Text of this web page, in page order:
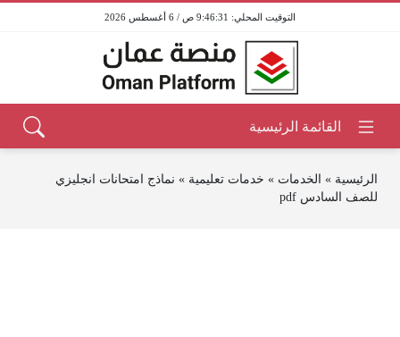
9:46:31 ص / 6 أغسطس 2026
الرئيسية » الخدمات » خدمات تعليمية » نماذج امتحانات انجليزي
للصف السادس pdf